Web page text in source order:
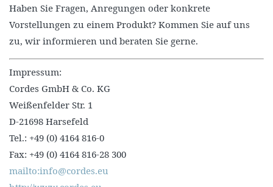
Haben Sie Fragen, Anregungen oder konkrete
Vorstellungen zu einem Produkt? Kommen Sie auf uns
zu, wir informieren und beraten Sie gerne.
Impressum:
Cordes GmbH & Co. KG
Weißenfelder Str. 1
D-21698 Harsefeld
Tel.: +49 (0) 4164 816-0
Fax: +49 (0) 4164 816-28 300
mailto:info@cordes.eu